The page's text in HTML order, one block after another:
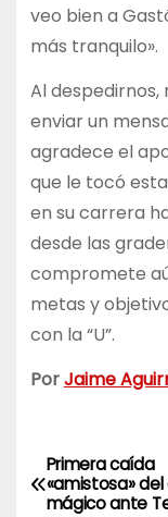
veo bien a
más tranquilo».
Al
enviar un
agradece el
que le tocó
en su carrera
desde las
compromete
metas y
con la “U”.
PorJaime
NPrimera caída
«amistosa»
mágico ante